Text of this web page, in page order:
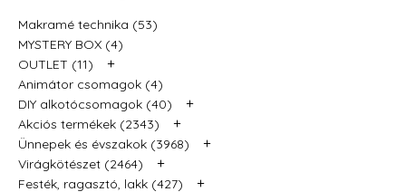
Makramé technika (53)
MYSTERY BOX (4)
OUTLET (11)
+
Animátor csomagok (4)
DIY alkotócsomagok (40)
+
Akciós termékek (2343) +
Ünnepek és évszakok (3968) +
Virágkötészet (2464) +
Festék, ragasztó, lakk (427) +